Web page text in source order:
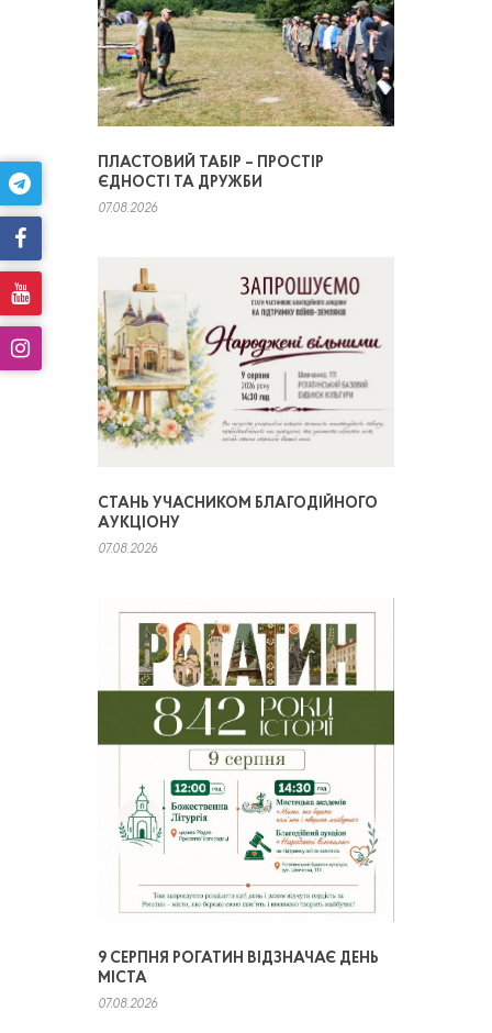
ПЛАСТОВИЙ ТАБІР – ПРОСТІР
ЄДНОСТІ ТА ДРУЖБИ
07.08.2026
СТАНЬ УЧАСНИКОМ БЛАГОДІЙНОГО
АУКЦІОНУ
07.08.2026
9 СЕРПНЯ РОГАТИН ВІДЗНАЧАЄ ДЕНЬ
МІСТА
07.08.2026